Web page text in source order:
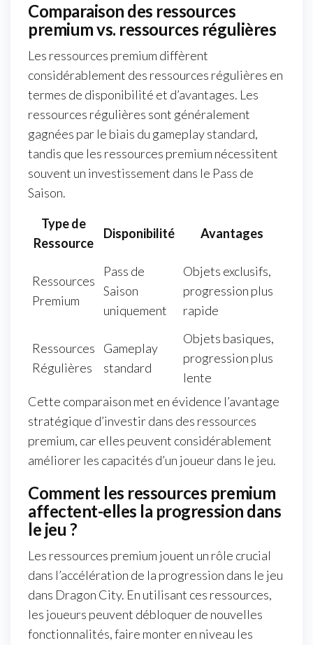
Comparaison des ressources
premium vs. ressources régulières
Les ressources premium diffèrent
considérablement des ressources régulières en
termes de disponibilité et d’avantages. Les
ressources régulières sont généralement
gagnées par le biais du gameplay standard,
tandis que les ressources premium nécessitent
souvent un investissement dans le Pass de
Saison.
Type de
Ressource
Disponibilité Avantages
Ressources
Premium
Pass de
Saison
uniquement
Objets exclusifs,
progression plus
rapide
Ressources
Régulières
Gameplay
standard
Objets basiques,
progression plus
lente
Cette comparaison met en évidence l’avantage
stratégique d’investir dans des ressources
premium, car elles peuvent considérablement
améliorer les capacités d’un joueur dans le jeu.
Comment les ressources premium
affectent-elles la progression dans
le jeu ?
Les ressources premium jouent un rôle crucial
dans l’accélération de la progression dans le jeu
dans Dragon City. En utilisant ces ressources,
les joueurs peuvent débloquer de nouvelles
fonctionnalités, faire monter en niveau les